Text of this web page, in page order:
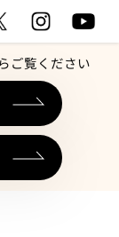
ご覧ください